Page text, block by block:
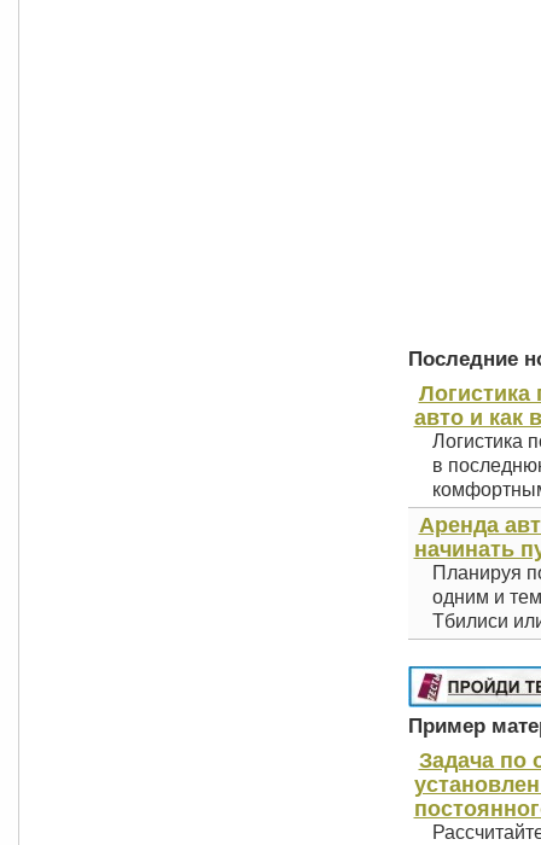
Последние
Логистика
авто и как
Логистика
в
Аренда
начинать
Планируя
одним и
Тбилиси
Пример
Задача по